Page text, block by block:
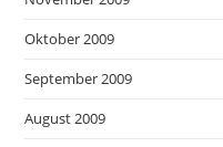
Oktober 2009
September 2009
August 2009